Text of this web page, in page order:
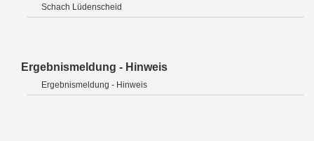
Schach Lüdenscheid
Ergebnismeldung - Hinweis
Ergebnismeldung - Hinweis